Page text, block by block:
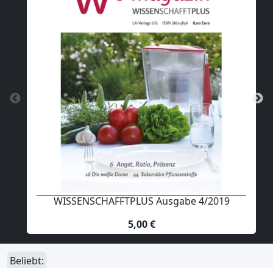
WISSENSCHAFFTPLUS Ausgabe 4/2019
5,00 €
Beliebt: